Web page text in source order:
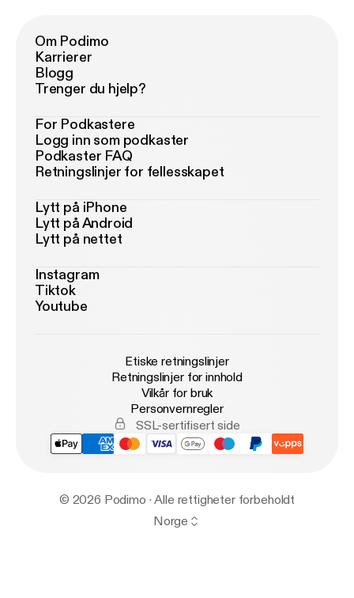
Om Podimo
Karrierer
Blogg
Trenger du hjelp?
For Podkastere
Logg inn som podkaster
Podkaster FAQ
Retningslinjer for fellesskapet
Lytt på iPhone
Lytt på Android
Lytt på nettet
Instagram
Tiktok
Youtube
Etiske retningslinjer
Retningslinjer for innhold
Vilkår for bruk
Personvernregler
SSL-sertifisert side
© 2026 Podimo · Alle rettigheter forbeholdt
Norge